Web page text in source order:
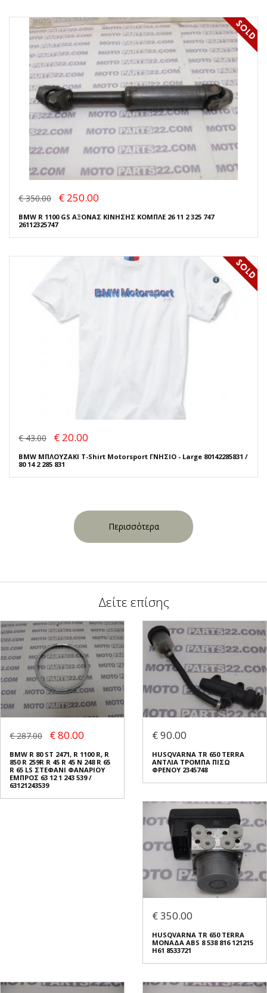
€ 350.00 € 250.00
BMW R 1100 GS ΑΞΟΝΑΣ ΚΙΝΗΣΗΣ ΚΟΜΠΛΕ 26 11 2 325 747
26112325747
€ 43.00 € 20.00
BMW ΜΠΛΟΥΖΑΚΙ T-Shirt Motorsport ΓΝΗΣΙΟ - Large 80142285831 /
80 14 2 285 831
Περισσότερα
Δείτε επίσης
€ 287.00 € 80.00
BMW R 80 ST 2471, R 1100 R, R
850 R 259R R 45 R 45 N 248 R 65
R 65 LS ΣΤΕΦΑΝΙ ΦΑΝΑΡΙΟΥ
ΕΜΠΡΟΣ 63 12 1 243 539 /
63121243539
€ 90.00
HUSQVARNA TR 650 TERRA
ΑΝΤΛΙΑ ΤΡΟΜΠΑ ΠΙΣΩ
ΦΡΕΝΟΥ 2345748
€ 350.00
HUSQVARNA TR 650 TERRA
ΜΟΝΑΔΑ ABS 8 538 816 121215
Η61 8533721